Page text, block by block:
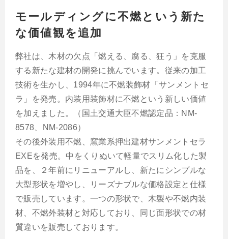
モールディングに不燃という新た
な価値観を追加
弊社は、木材の欠点「燃える、腐る、狂う」を克服
する新たな建材の開発に挑んでいます。従来の加工
技術を生かし、1994年に不燃装飾材「サンメントセ
ラ」を発売。内装用装飾材に不燃という新しい価値
を加えました。（国土交通大臣不燃認定品：NM-
8578、NM-2086）
その後外装用不燃、窯業系押出建材サンメントセラ
EXEを発売。中をくりぬいて軽量でスリム化した製
品を、２年前にリニューアルし、新たにシンプルな
大型形状を増やし、リーズナブルな価格設定と仕様
で販売しています。一つの形状で、木製や不燃内装
材、不燃外装材と対応しており、同じ面形状での材
質違いを販売しております。